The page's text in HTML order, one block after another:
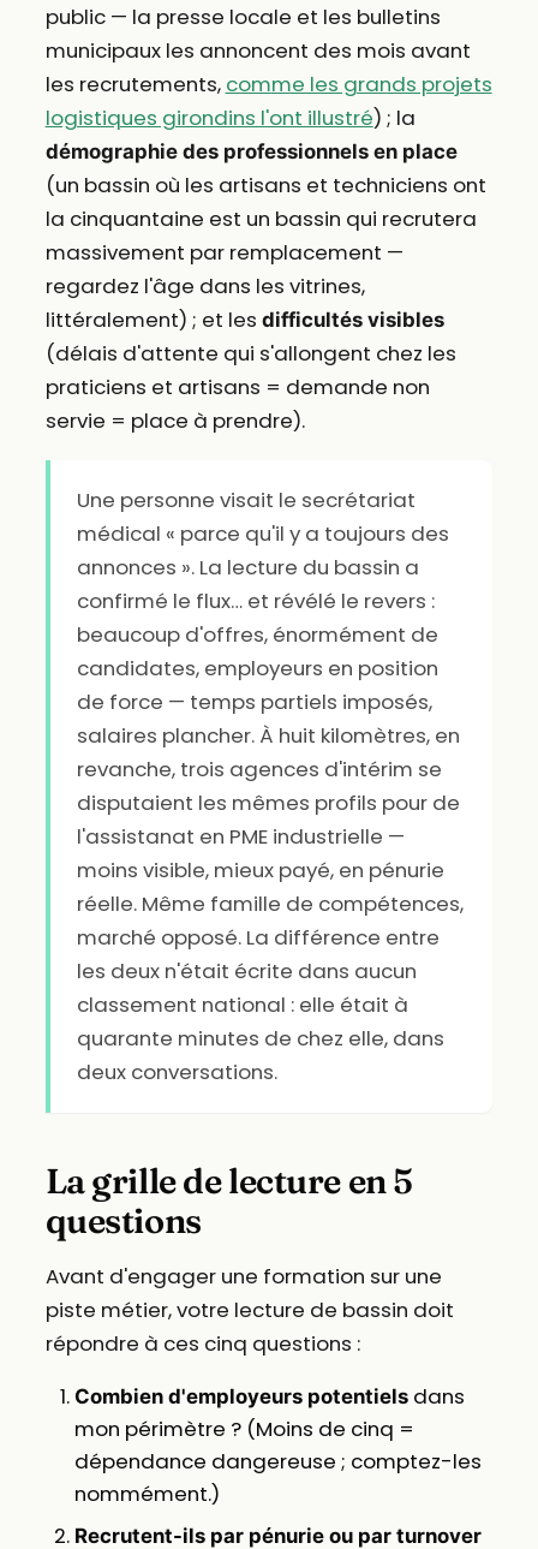
public — la presse locale et les bulletins
municipaux les annoncent des mois avant
les recrutements, comme les grands projets
logistiques girondins l'ont illustré) ; la
démographie des professionnels en place
(un bassin où les artisans et techniciens ont
la cinquantaine est un bassin qui recrutera
massivement par remplacement —
regardez l'âge dans les vitrines,
littéralement) ; et les difficultés visibles
(délais d'attente qui s'allongent chez les
praticiens et artisans = demande non
servie = place à prendre).
Une personne visait le secrétariat
médical « parce qu'il y a toujours des
annonces ». La lecture du bassin a
confirmé le flux… et révélé le revers :
beaucoup d'offres, énormément de
candidates, employeurs en position
de force — temps partiels imposés,
salaires plancher. À huit kilomètres, en
revanche, trois agences d'intérim se
disputaient les mêmes profils pour de
l'assistanat en PME industrielle —
moins visible, mieux payé, en pénurie
réelle. Même famille de compétences,
marché opposé. La différence entre
les deux n'était écrite dans aucun
classement national : elle était à
quarante minutes de chez elle, dans
deux conversations.
La grille de lecture en 5
questions
Avant d'engager une formation sur une
piste métier, votre lecture de bassin doit
répondre à ces cinq questions :
Combien d'employeurs potentielsdans
mon périmètre ? (Moins de cinq =
dépendance dangereuse ; comptez-les
nommément.)
Recrutent-ils par pénurie ou par turnover